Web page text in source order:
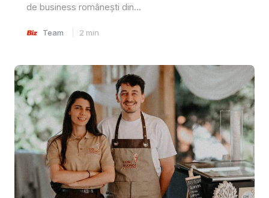
de business românești din...
Team 2 min